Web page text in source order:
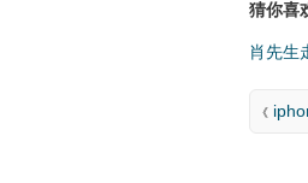
猜你喜
肖先生
《